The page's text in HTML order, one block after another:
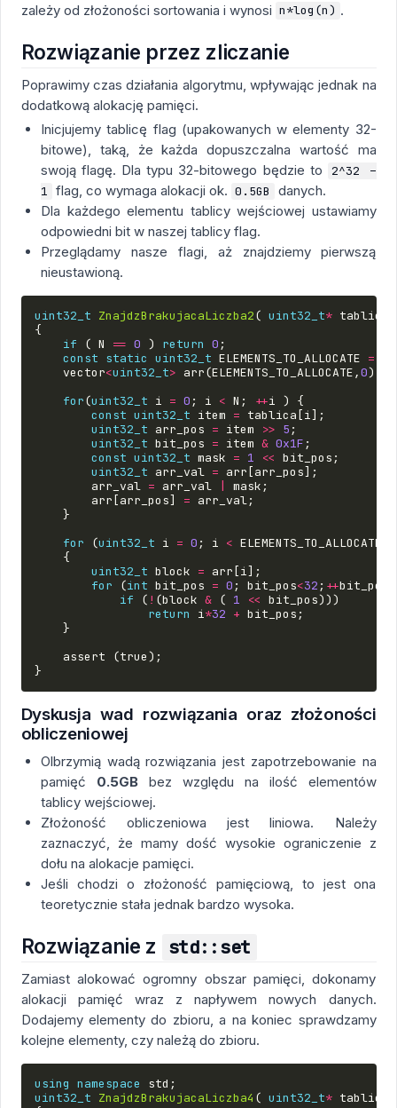
zależy od złożoności sortowania i wynosi n*log(n) .
Rozwiązanie przez zliczanie
Poprawimy czas działania algorytmu, wpływając jednak na
dodatkową alokację pamięci.
Inicjujemy tablicę flag (upakowanych w elementy 32-
bitowe), taką, że każda dopuszczalna wartość ma
swoją flagę. Dla typu 32-bitowego będzie to
2^32 –
1 flag, co wymaga alokacji ok. 0.5GB
danych.
Dla każdego elementu tablicy wejściowej ustawiamy
odpowiedni bit w naszej tablicy flag.
Przeglądamy nasze flagi, aż znajdziemy pierwszą
nieustawioną.
uint32_t ZnajdzBrakujacaLiczba2( uint32_t* tablica
{
if
( N == 0 ) return 0 ;
const static uint32_t ELEMENTS_TO_ALLOCATE =
vector<uint32_t> arr(ELEMENTS_TO_ALLOCATE,0);
for(uint32_t i = 0 ; i < N ; ++i )
{
const uint32_t item = tablica [i];
uint32_t arr_pos = item >> 5 ;
uint32_t bit_pos = item & 0x1F ;
const uint32_t mask = 1 << bit_pos ;
uint32_t arr_val = arr [arr_pos];
arr_val = arr_val mask ;
arr [arr_pos] = arr_val;
}
for
(uint32_t i = 0 ; i < ELEMENTS_TO_ALLOCATE
{
uint32_t block = arr [i];
for
(int bit_pos = 0 ; bit_pos<32 ; ++bit_pos
if
( ! (block & ( 1 << bit_pos)))
return
i*32 + bit_pos ;
}
assert
(true );
}
Dyskusja wad rozwiązania oraz złożoności
obliczeniowej
Olbrzymią wadą rozwiązania jest zapotrzebowanie na
pamięć 0.5GBbez względu na ilość elementów
tablicy wejściowej.
Złożoność obliczeniowa jest liniowa. Należy
zaznaczyć, że mamy dość wysokie ograniczenie z
dołu na alokacje pamięci.
Jeśli chodzi o złożoność pamięciową, to jest ona
teoretycznie stała jednak bardzo wysoka.
Rozwiązanie z std::set
Zamiast alokować ogromny obszar pamięci, dokonamy
alokacji pamięć wraz z napływem nowych danych.
Dodajemy elementy do zbioru, a na koniec sprawdzamy
kolejne elementy, czy należą do zbioru.
using namespace std ;
uint32_t ZnajdzBrakujacaLiczba4 ( uint32_t* tablica